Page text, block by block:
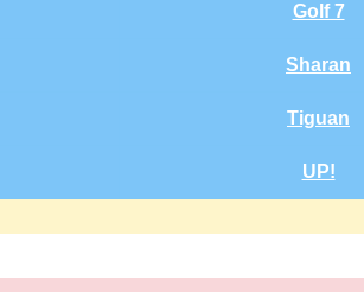
Golf 7
Sharan
Tiguan
UP!